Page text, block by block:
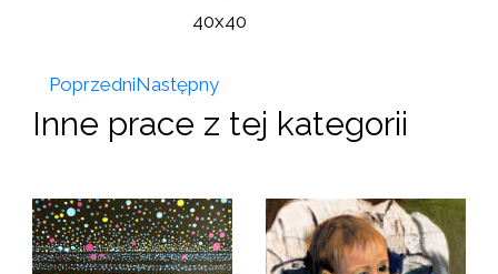
40x40
PoprzedniNastępny
Inne prace z tej kategorii